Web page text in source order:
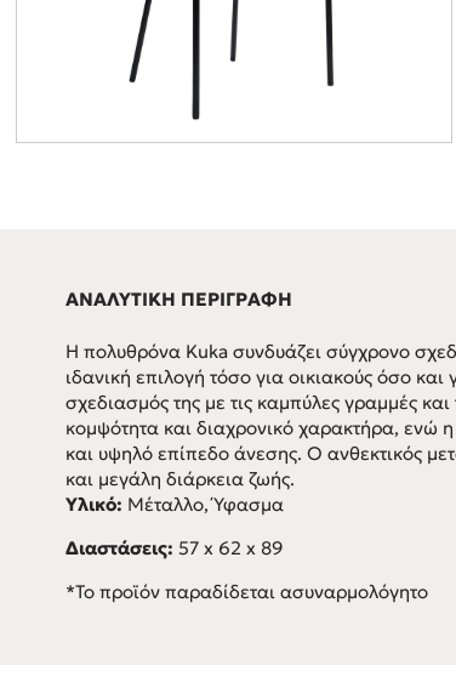
ΑΝΑΛΥΤΙΚΗ ΠΕΡΙΓΡΑΦΗ
Η πολυθρόνα Kuka συνδυάζει σύγχρονο
ιδανική επιλογή τόσο για οικιακούς όσο
σχεδιασμός της με τις καμπύλες γραμμές και
κομψότητα και διαχρονικό χαρακτήρα, ενώ
και υψηλό επίπεδο άνεσης. Ο ανθεκτικός
και μεγάλη διάρκεια ζωής.
Υλικό: Μέταλλο, Ύφασμα
Διαστάσεις: 57 x 62 x 89
*Το προϊόν παραδίδεται ασυναρμολόγητο